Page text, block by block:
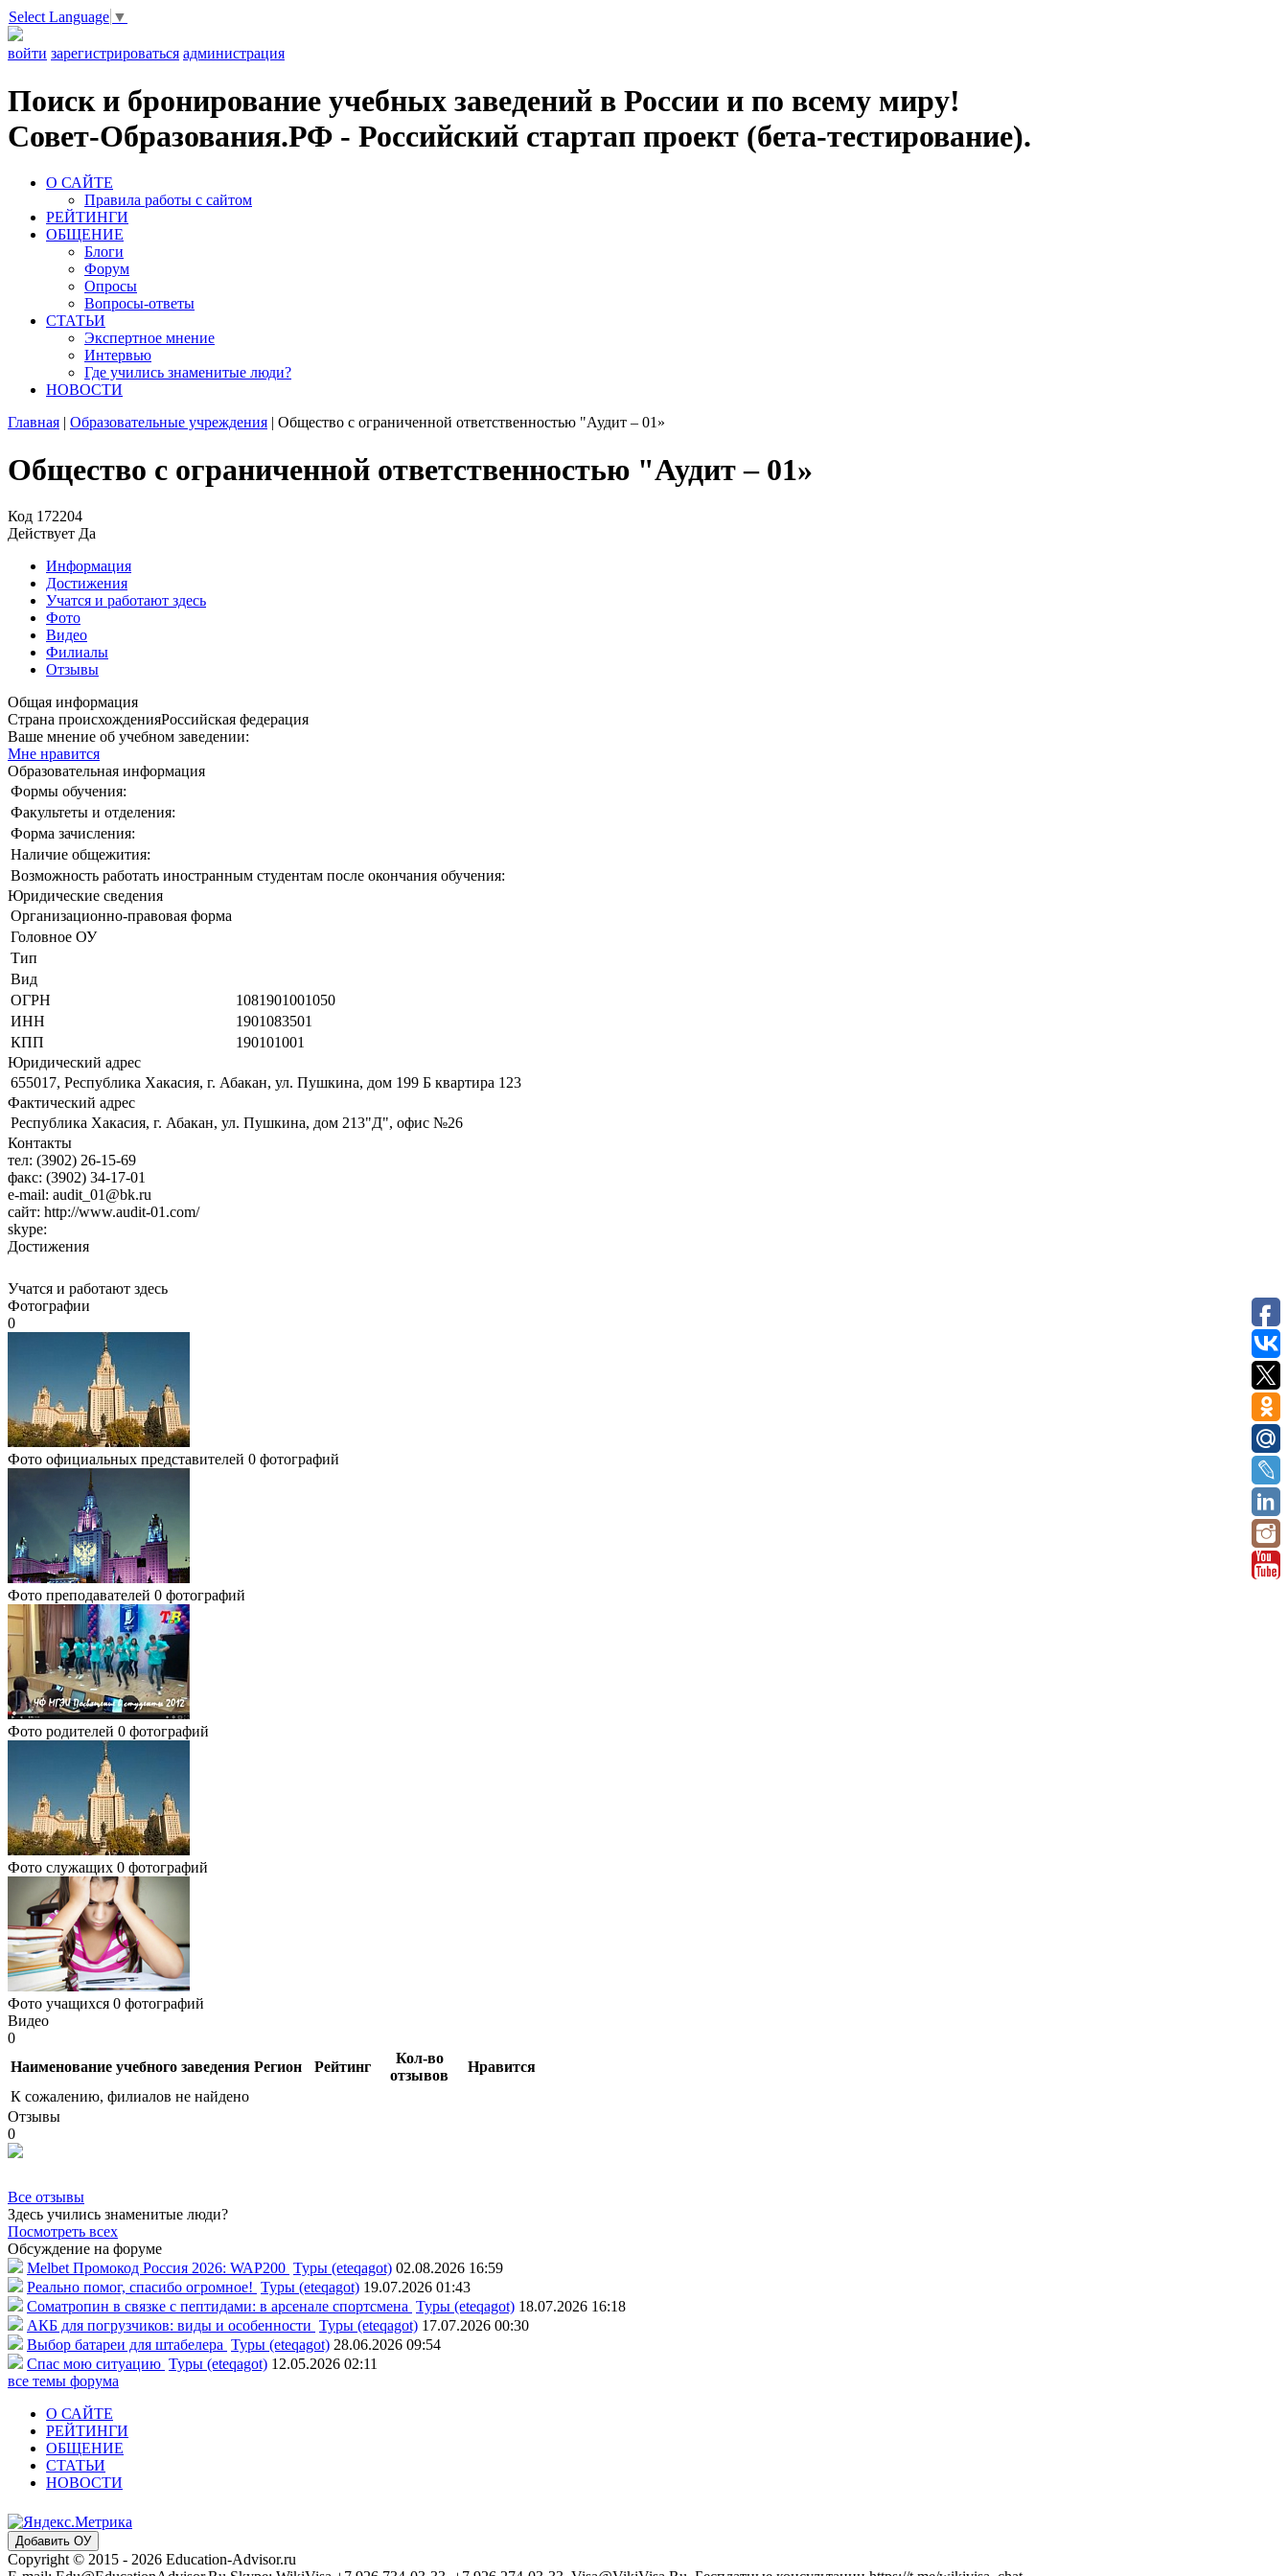
Select Language ▼
войти зарегистрироваться администрация
Поиск и бронирование учебных заведений в России и по всему миру!
Совет-Образования.РФ - Российский стартап проект (бета-тестирование).
О САЙТЕ
Правила работы с сайтом
РЕЙТИНГИ
ОБЩЕНИЕ
Блоги
Форум
Опросы
Вопросы-ответы
СТАТЬИ
Экспертное мнение
Интервью
Где учились знаменитые люди?
НОВОСТИ
Главная | Образовательные учреждения | Общество с ограниченной ответственностью "Аудит – 01»
Общество с ограниченной ответственностью "Аудит – 01»
Код 172204
Действует Да
Информация
Достижения
Учатся и работают здесь
Фото
Видео
Филиалы
Отзывы
Общая информация
Страна происхожденияРоссийская федерация
Ваше мнение об учебном заведении:
Мне нравится
Образовательная информация
Формы обучения:
Факультеты и отделения:
Форма зачисления:
Наличие общежития:
Возможность работать иностранным студентам после окончания обучения:
Юридические сведения
Организационно-правовая форма
Головное ОУ
Тип
Вид
ОГРН
1081901001050
ИНН
1901083501
КПП
190101001
Юридический адрес
655017, Республика Хакасия, г. Абакан, ул. Пушкина, дом 199 Б квартира 123
Фактический адрес
Республика Хакасия, г. Абакан, ул. Пушкина, дом 213"Д", офис №26
Контакты
тел: (3902) 26-15-69
факс: (3902) 34-17-01
e-mail: audit_01@bk.ru
сайт: http://www.audit-01.com/
skype:
Достижения
Учатся и работают здесь
Фотографии
0
Фото официальных представителей 0 фотографий
Фото преподавателей 0 фотографий
Фото родителей 0 фотографий
Фото служащих 0 фотографий
Фото учащихся 0 фотографий
Видео
0
Наименование учебного заведения Регион Рейтинг
Кол-во
отзывов
Нравится
К сожалению, филиалов не найдено
Отзывы
0
Все отзывы
Здесь учились знаменитые люди?
Посмотреть всех
Обсуждение на форуме
Melbet Промокод Россия 2026: WAP200 Туры (eteqagot) 02.08.2026 16:59
Реально помог, спасибо огромное! Туры (eteqagot) 19.07.2026 01:43
Соматропин в связке с пептидами: в арсенале спортсмена Туры (eteqagot) 18.07.2026 16:18
АКБ для погрузчиков: виды и особенности Туры (eteqagot) 17.07.2026 00:30
Выбор батареи для штабелера Туры (eteqagot) 28.06.2026 09:54
Спас мою ситуацию Туры (eteqagot) 12.05.2026 02:11
все темы форума
О САЙТЕ
РЕЙТИНГИ
ОБЩЕНИЕ
СТАТЬИ
НОВОСТИ
Добавить ОУ
Copyright © 2015 - 2026 Education-Advisor.ru